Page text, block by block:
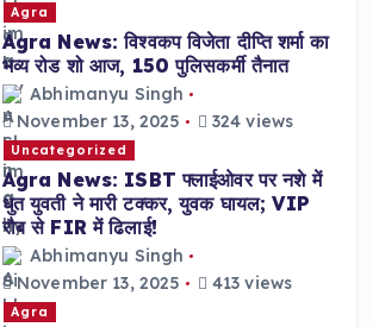
Agra
Agra News: विश्वकप विजेता दीप्ति शर्मा का
भव्य रोड शो आज, 150 पुलिसकर्मी तैनात
Abhimanyu Singh
November 13, 2025
324 views
Uncategorized
Agra News: ISBT फ्लाईओवर पर नशे में
धुत युवती ने मारी टक्कर, युवक घायल; VIP
रौब से FIR में ढिलाई!
Abhimanyu Singh
November 13, 2025
413 views
Agra